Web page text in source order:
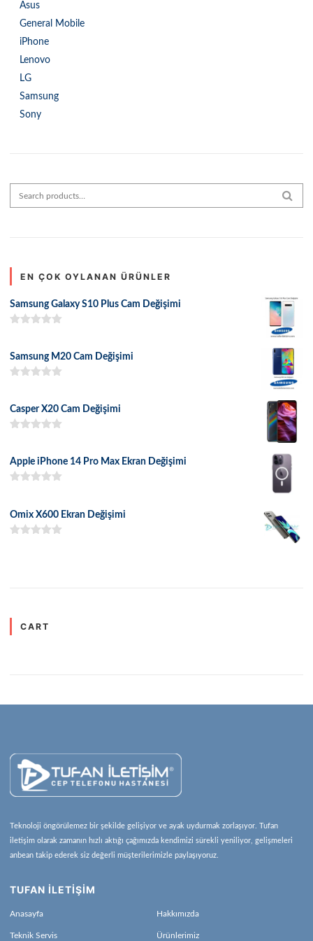
Asus
General Mobile
iPhone
Lenovo
LG
Samsung
Sony
Search for:
EN ÇOK OYLANAN ÜRÜNLER
Samsung Galaxy S10 Plus Cam Değişimi
Samsung M20 Cam Değişimi
Casper X20 Cam Değişimi
Apple iPhone 14 Pro Max Ekran Değişimi
Omix X600 Ekran Değişimi
CART
Teknoloji öngörülemez bir şekilde gelişiyor ve ayak uydurmak zorlaşıyor. Tufan
iletişim olarak zamanın hızlı aktığı çağımızda kendimizi sürekli yeniliyor, gelişmeleri
anbean takip ederek siz değerli müşterilerimizle paylaşıyoruz.
TUFAN İLETİŞİM
Anasayfa Hakkımızda
Teknik Servis Ürünlerimiz